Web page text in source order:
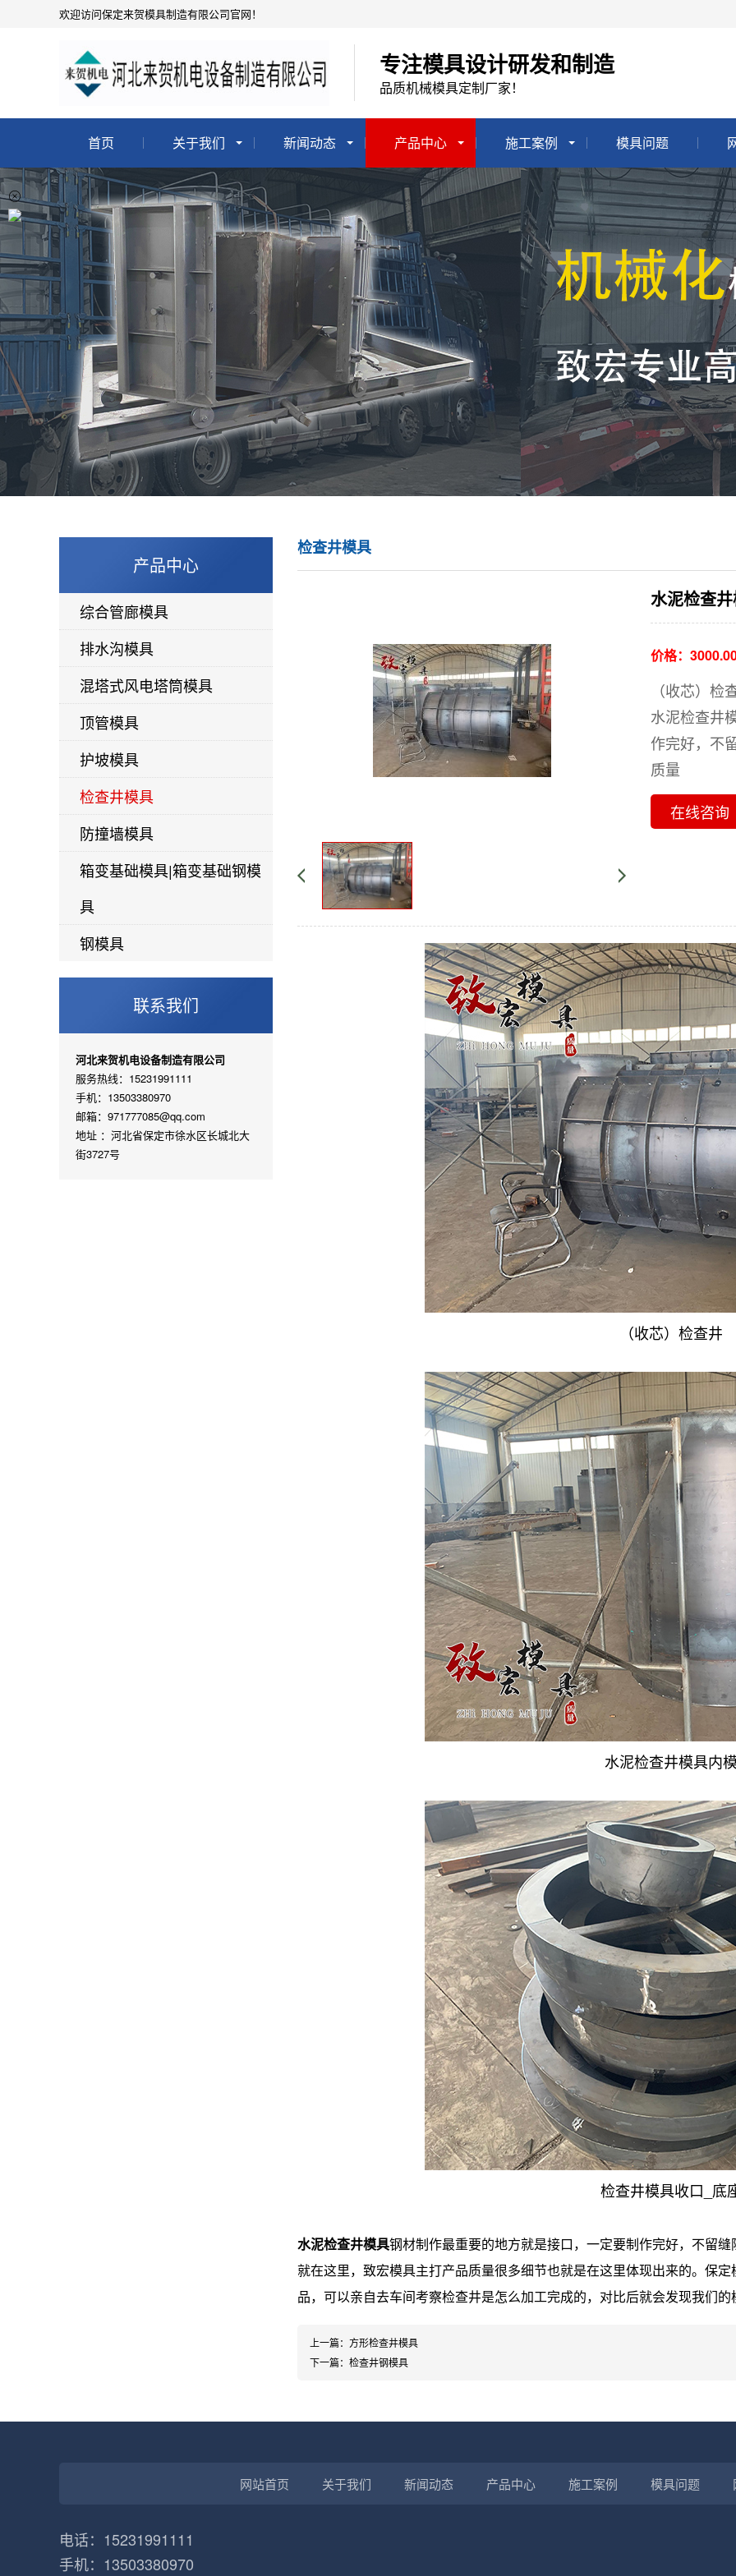
欢迎访问保定来贺模具制造有限公司官网！
专注模具设计研发和制造
品质机械模具定制厂家！
首页 关于我们 新闻动态 产品中心 施工案例 模具问题
产品中心
综合管廊模具
排水沟模具
混塔式风电塔筒模具
顶管模具
护坡模具
检查井模具
防撞墙模具
箱变基础模具|箱变基础钢模
具
钢模具
联系我们
河北来贺机电设备制造有限公司
服务热线：15231991111
手机：13503380970
邮箱：971777085@qq.com
地址 ：河北省保定市徐水区长城北大
街3727号
检查井模具
水泥检查
价格：
（收芯）
水泥检查井
作完好，不
质量
在线咨询
（收芯）检查井
水泥检查井模具内
检查井模具收口_底
水泥检查井模具钢材制作最重要的地方就是接口，一定要制作完好，不留
就在这里，致宏模具主打产品质量很多细节也就是在这里体现出来的。保
品，可以亲自去车间考察检查井是怎么加工完成的，对比后就会发现我们
上一篇： 方形检查井模具
下一篇： 检查井钢模具
网站首页 关于我们 新闻动态 产品中心 施工案例 模具问题
电话：15231991111
手机：13503380970